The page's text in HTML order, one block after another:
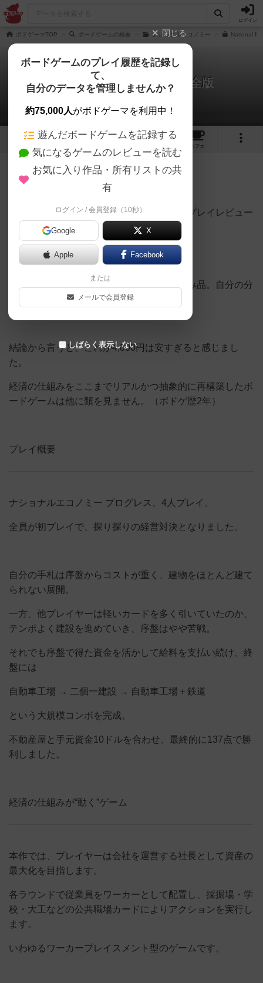
ログイン
ボドゲーマTOP ボードゲームの検索 ナショナルエコノミー National
ナショナルエコノミー：完全版
k713shinoさんのレビュー
3 13
カフェ
1850名 11名 10ヶ月前
『ナショナルエコノミー：プログレス』初プレイレビュー
着弾翌日のボードゲーム会で初プレイ。
（ただし自分のではなく、別の方の持ち込み品。自分の分
はまだ未開封のままでした。）
結論から言うと、これが4,000円は安すぎると感じまし
た。
経済の仕組みをここまでリアルかつ抽象的に再構築したボ
ードゲームは他に類を見ません。（ボドゲ歴2年）
プレイ概要
ナショナルエコノミー プログレス、4人プレイ。
全員が初プレイで、探り探りの経営対決となりました。
自分の手札は序盤からコストが重く、建物をほとんど建て
られない展開。
一方、他プレイヤーは軽いカードを多く引いていたのか、
テンポよく建設を進めていき、序盤はやや苦戦。
それでも序盤で得た資金を活かして給料を支払い続け、終
盤には
自動車工場 → 二個一建設 → 自動車工場＋鉄道
という大規模コンボを完成。
不動産屋と手元資金10ドルを合わせ、最終的に137点で勝
利しました。
経済の仕組みが“動く”ゲーム
本作では、プレイヤーは会社を運営する社長として資産の
最大化を目指します。
各ラウンドで従業員をワーカーとして配置し、採掘場・学
校・大工などの公共職場カードによりアクションを実行し
ます。
いわゆるワーカープレイスメント型のゲームです。
閉じる
ボードゲームのプレイ履歴を記録し
て、
自分のデータを管理しませんか？
約75,000人がボドゲーマを利用中！
遊んだボードゲームを記録する
気になるゲームのレビューを読む
お気に入り作品・所有リストの共
有
ログイン / 会員登録（10秒）
Google X
Apple Facebook
または
メールで会員登録
しばらく表示しない